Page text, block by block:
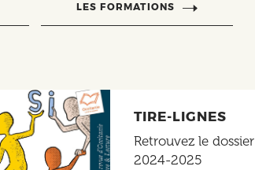
LES FORMATIONS
TIRE-LIGNES
Retrouvez le dossier
2024-2025